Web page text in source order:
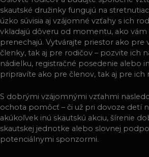
skautské družinky fungujú na
úzko súvisia aj vzájomné vzťahy s ich
vkladajú dôveru od momentu, ako vám
prenechajú. Vytvárajte priestor ako pre
členky, tak aj pre rodičov – pozvite ich
nádielku, registračné posedenie alebo
pripravíte ako pre členov, tak aj pre ich
S dobrými vzájomnými vzťahmi
ochota pomôcť – či už pri dovoze detí
akúkoľvek inú skautskú akciu, šírenie
skautskej jednotke alebo slovnej
potenciálnymi sponzormi.